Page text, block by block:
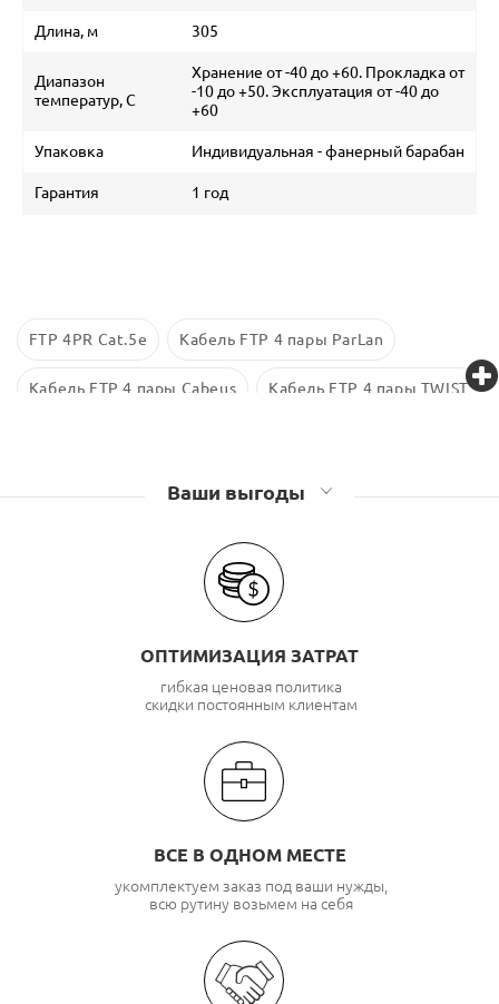
Длина, м 305
Диапазон
температур, С
Хранение от -40 до +60. Прокладка от
-10 до +50. Эксплуатация от -40 до
+60
Упаковка Индивидуальная - фанерный барабан
Гарантия 1 год
FTP 4PR Cat.5e Кабель FTP 4 пары ParLan
Кабель FTP 4 пары Cabeus Кабель FTP 4 пары TWIST
Кабель FTP 4 пары АндижанКабель
Кабель FTP 4 пары FocNet Кабель FTP 4 пары ITK
Ваши выгоды
ОПТИМИЗАЦИЯ ЗАТРАТ
гибкая ценовая политика
скидки постоянным клиентам
ВСЕ В ОДНОМ МЕСТЕ
укомплектуем заказ под ваши нужды,
всю рутину возьмем на себя